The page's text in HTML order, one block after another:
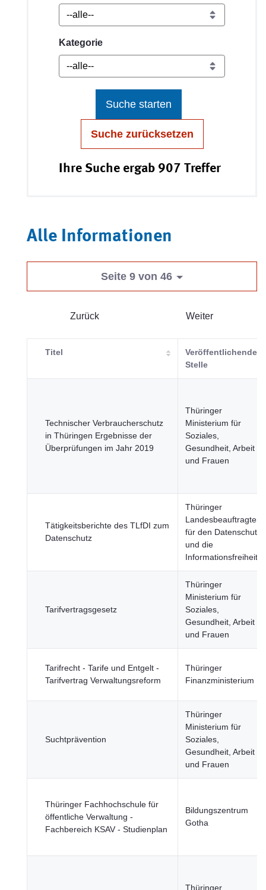
Kategorie
Suche starten
Suche zurücksetzen
Ihre Suche ergab 907 Treffer
Alle Informationen
Seite 9 von 46
Zurück Weiter
Titel
Veröffentlichende
Stelle
Technischer Verbraucherschutz
in Thüringen Ergebnisse der
Überprüfungen im Jahr 2019
Thüringer
Ministerium für
Soziales,
Gesundheit, Arbeit
und Frauen
Tätigkeitsberichte des TLfDI zum
Datenschutz
Thüringer
Landesbeauftragter
für den Datenschutz
und die
Informationsfreiheit
Tarifvertragsgesetz
Thüringer
Ministerium für
Soziales,
Gesundheit, Arbeit
und Frauen
Tarifrecht - Tarife und Entgelt -
Tarifvertrag Verwaltungsreform
Thüringer
Finanzministerium
Suchtprävention
Thüringer
Ministerium für
Soziales,
Gesundheit, Arbeit
und Frauen
Thüringer Fachhochschule für
öffentliche Verwaltung -
Fachbereich KSAV - Studienplan
Bildungszentrum
Gotha
Thüringer